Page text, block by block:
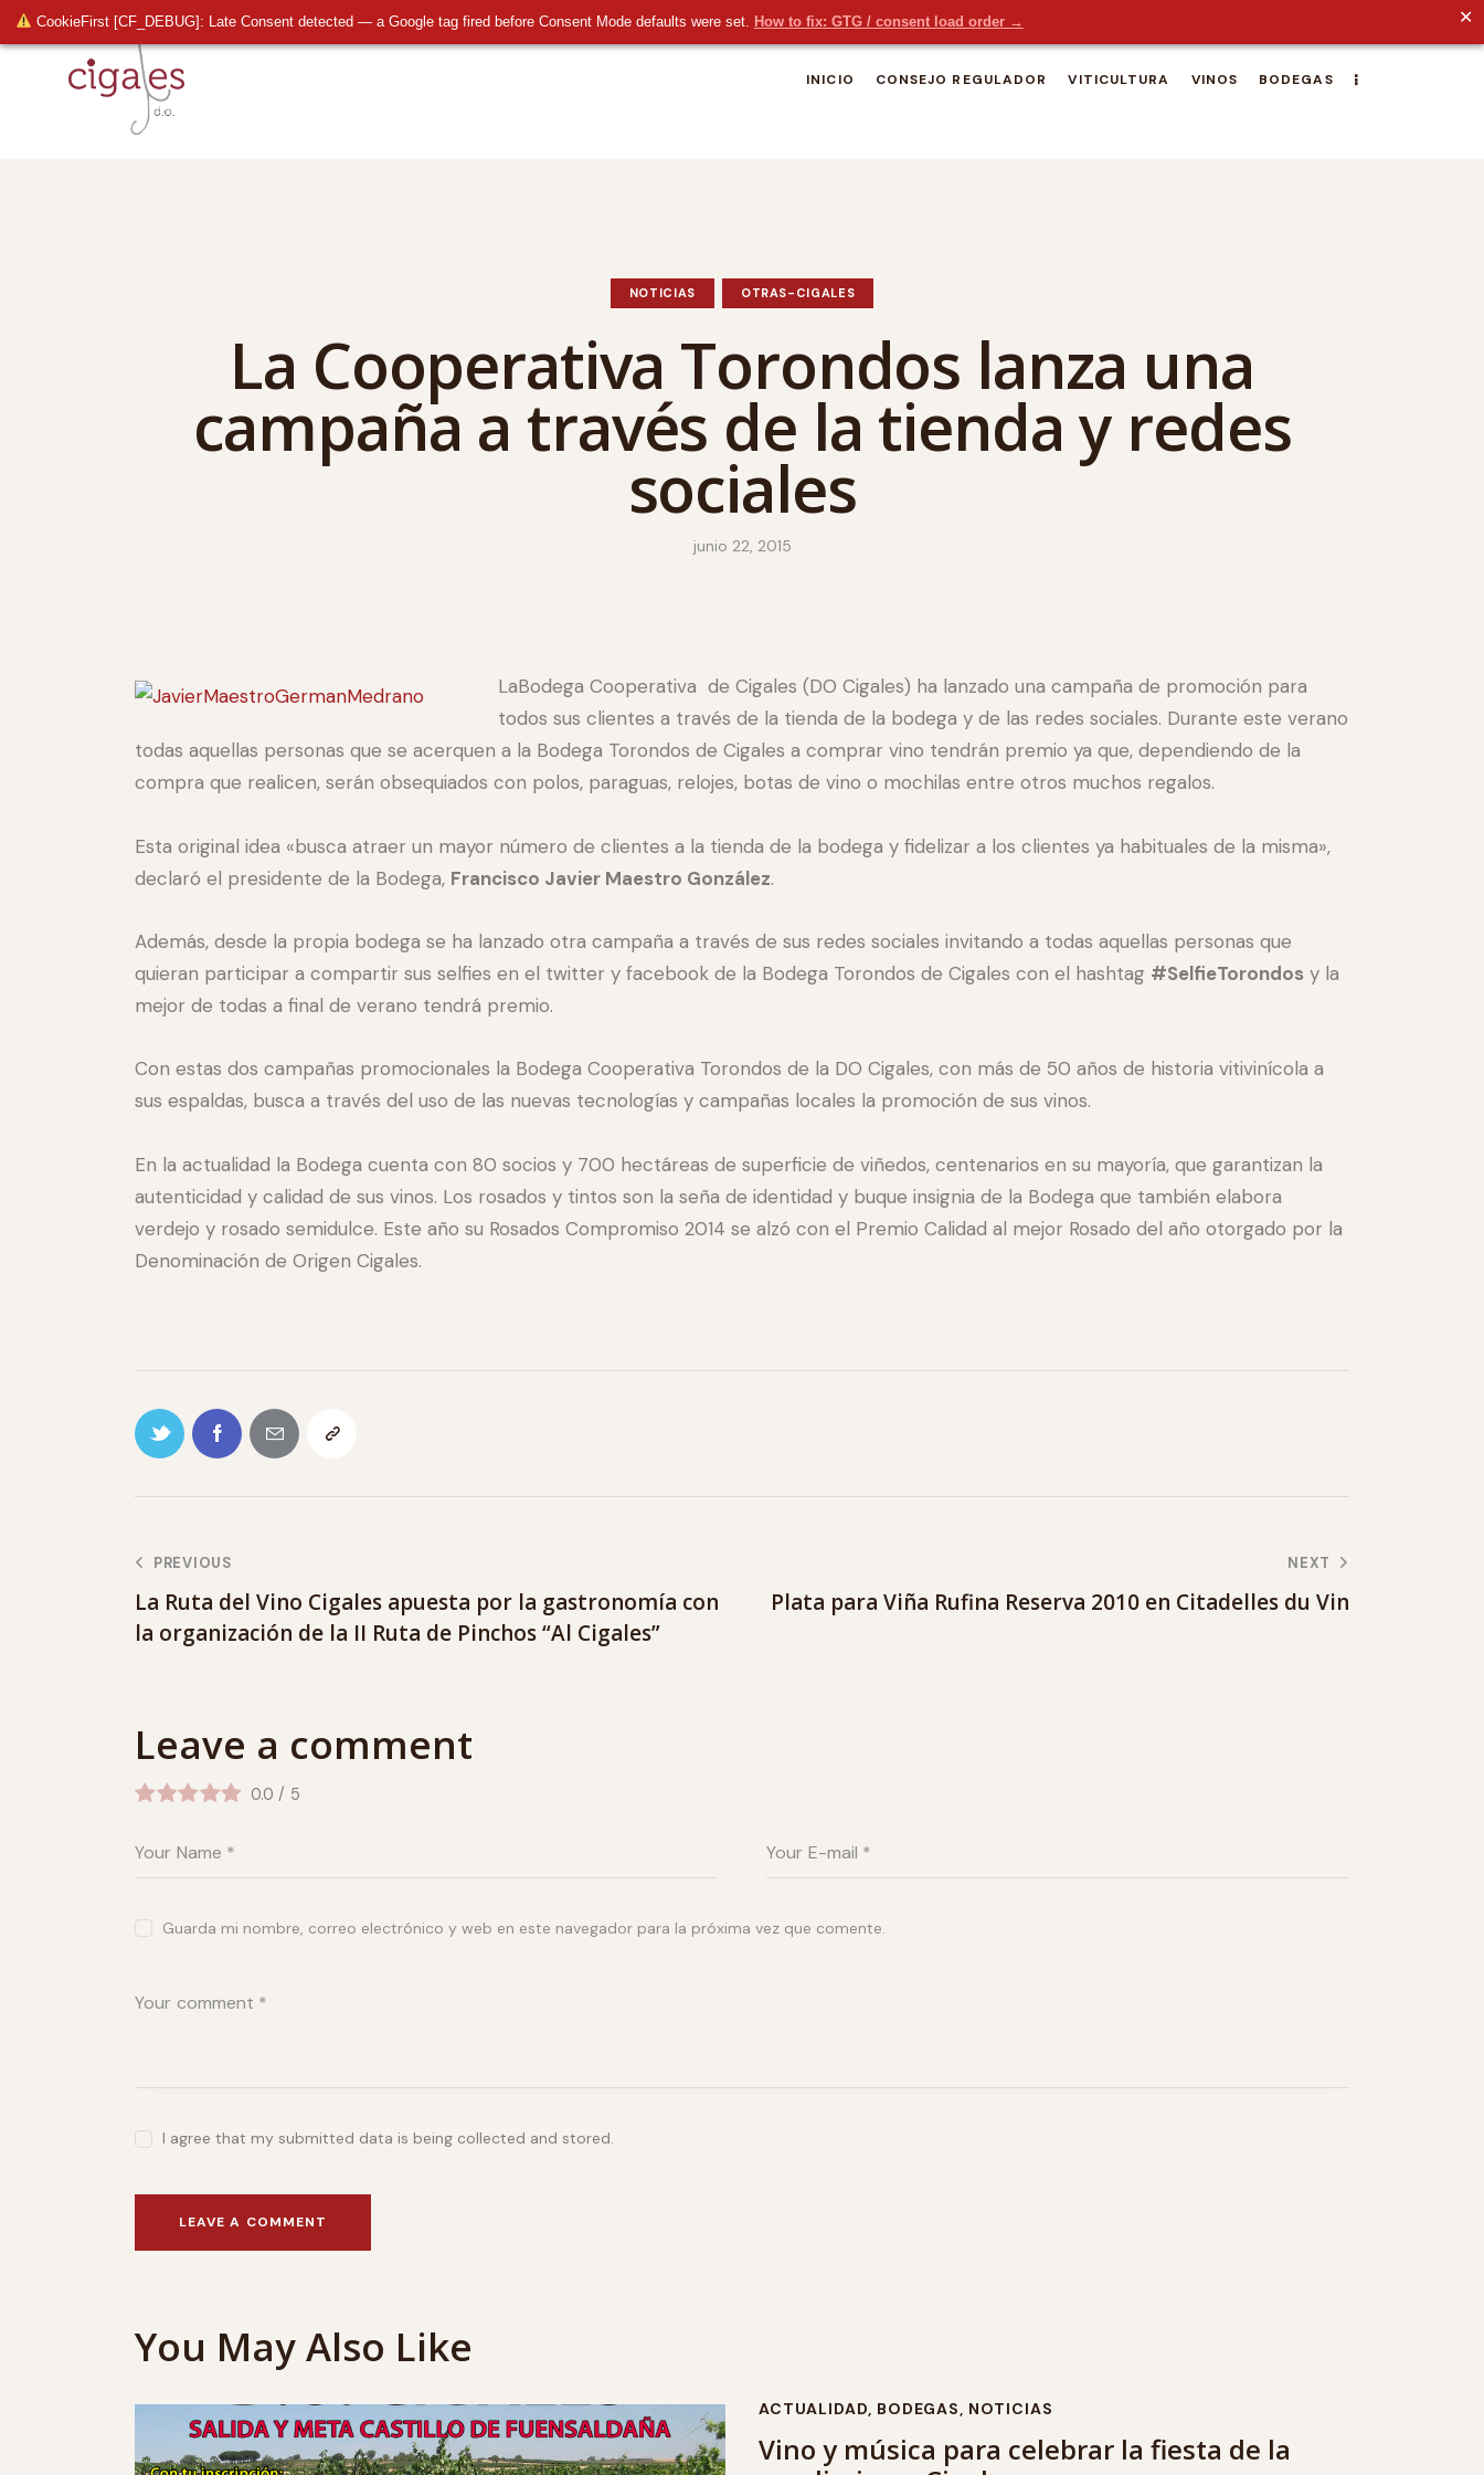
CookieFirst [CF_DEBUG]: Late Consent detected — a Google tag fired before Consent Mode defaults were set. How to fix: GTG / consent load order → ✕
INICIO CONSEJO REGULADOR VITICULTURA VINOS BODEGAS
NOTICIAS OTRAS-CIGALES
La Cooperativa Torondos lanza una
campaña a través de la tienda y redes
sociales
junio 22, 2015
LaBodega Cooperativa de Cigales (DO Cigales) ha lanzado una campaña de promoción para
todos sus clientes a través de la tienda de la bodega y de las redes sociales. Durante este verano
todas aquellas personas que se acerquen a la Bodega Torondos de Cigales a comprar vino tendrán premio ya que, dependiendo de la
compra que realicen, serán obsequiados con polos, paraguas, relojes, botas de vino o mochilas entre otros muchos regalos.
Esta original idea «busca atraer un mayor número de clientes a la tienda de la bodega y fidelizar a los clientes ya habituales de la misma»,
declaró el presidente de la Bodega, Francisco Javier Maestro González.
Además, desde la propia bodega se ha lanzado otra campaña a través de sus redes sociales invitando a todas aquellas personas que
quieran participar a compartir sus selfies en el twitter y facebook de la Bodega Torondos de Cigales con el hashtag #SelfieTorondos y la
mejor de todas a final de verano tendrá premio.
Con estas dos campañas promocionales la Bodega Cooperativa Torondos de la DO Cigales, con más de 50 años de historia vitivinícola a
sus espaldas, busca a través del uso de las nuevas tecnologías y campañas locales la promoción de sus vinos.
En la actualidad la Bodega cuenta con 80 socios y 700 hectáreas de superficie de viñedos, centenarios en su mayoría, que garantizan la
autenticidad y calidad de sus vinos. Los rosados y tintos son la seña de identidad y buque insignia de la Bodega que también elabora
verdejo y rosado semidulce. Este año su Rosados Compromiso 2014 se alzó con el Premio Calidad al mejor Rosado del año otorgado por la
Denominación de Origen Cigales.
PREVIOUS
La Ruta del Vino Cigales apuesta por la gastronomía con
la organización de la II Ruta de Pinchos “Al Cigales”
NEXT
Plata para Viña Rufina Reserva 2010 en Citadelles du Vin
Leave a comment
0.0 / 5
Guarda mi nombre, correo electrónico y web en este navegador para la próxima vez que comente.
I agree that my submitted data is being collected and stored.
You May Also Like
ACTUALIDAD, BODEGAS, NOTICIAS
Vino y música para celebrar la fiesta de la